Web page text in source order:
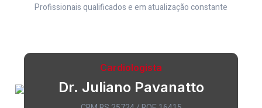
Profissionais qualificados e em atualização constante
Cardiologista
Dr. Juliano Pavanatto